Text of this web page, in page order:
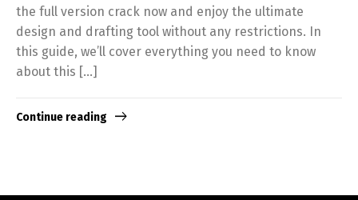
the full version crack now and enjoy the ultimate
design and drafting tool without any restrictions. In
this guide, we’ll cover everything you need to know
about this […]
Continue reading